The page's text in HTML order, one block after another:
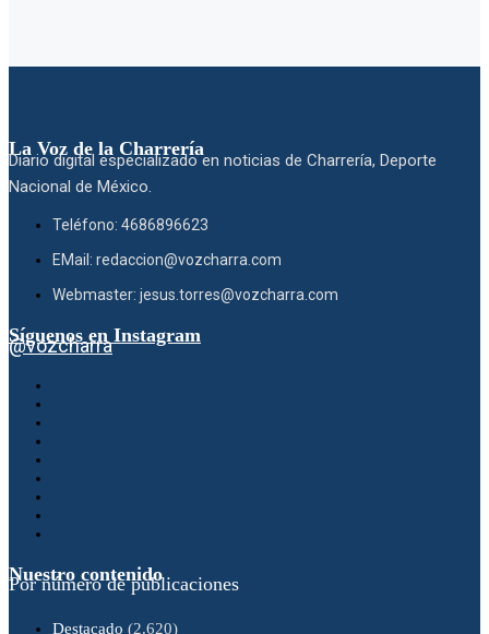
La Voz de la Charrería
Diario digital especializado en noticias de Charrería, Deporte
Nacional de México.
Teléfono: 4686896623
EMail: redaccion@vozcharra.com
Webmaster: jesus.torres@vozcharra.com
Síguenos en Instagram
@vozcharra
Nuestro contenido
Por número de publicaciones
Destacado (2.620)